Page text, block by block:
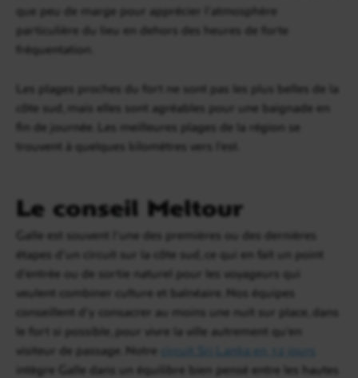
que peu de marge pour apprécier l’atmosphère
particulière du lieu en dehors des heures de forte
fréquentation.
Les plages proches du fort ne sont pas les plus belles de la
côte sud, mais elles sont agréables pour une baignade en
fin de journée. Les meilleures plages de la région se
trouvent à quelques kilomètres vers l’est.
Le conseil Meltour
Galle est souvent l’une des premières ou des dernières
étapes d’un circuit sur la côte sud, ce qui en fait un point
d’entrée ou de sortie naturel pour les voyageurs qui
veulent combiner culture et balnéaire. Nos équipes
conseillent d’y consacrer au moins une nuit sur place, dans
le fort si possible, pour vivre la ville autrement qu’en
visiteur de passage. Notre
circuit Sri Lanka en 12 jours
intègre Galle dans un équilibre bien pensé entre les hautes